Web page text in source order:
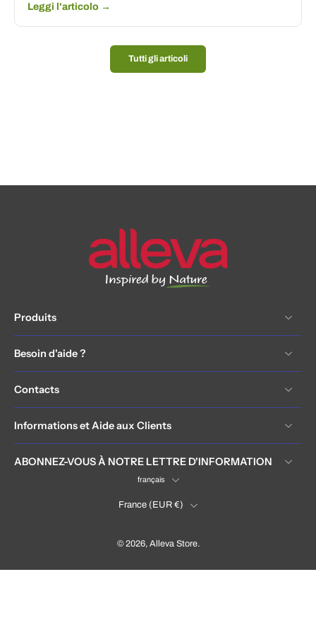
Leggi l'articolo →
Tutti gli articoli
Produits
Besoin d'aide ?
Contacts
Informations et Aide aux Clients
ABONNEZ-VOUS À NOTRE LETTRE D'INFORMATION
français
France ‎(EUR €)‎
© 2026, Alleva Store.